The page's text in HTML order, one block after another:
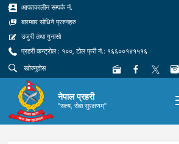
आपतकालीन सम्पर्क नं.
बारम्बार सोधिने प्रश्नहरु
उजुरी तथा गुनासो
प्रहरी कन्ट्रोल : १००, टोल फ्री नं.: १६६००१४१५१६
नेपाल प्रहरी
"सत्य, सेवा सुरक्षणम्"